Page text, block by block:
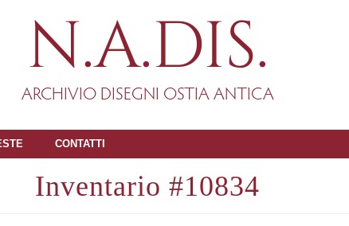
N.A.DIS.
ARCHIVIO DISEGNI OSTIA ANTICA
CONTATTI
10834